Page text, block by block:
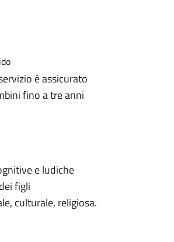
è assicurato
fino a tre anni
e ludiche
figli
culturale, religiosa.